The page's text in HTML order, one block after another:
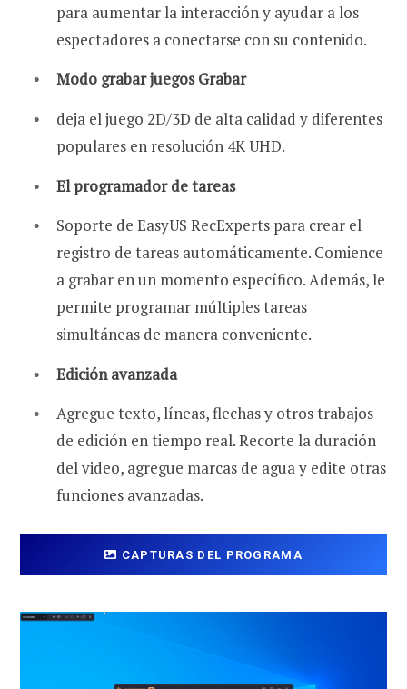
para aumentar la interacción y ayudar a los
espectadores a conectarse con su contenido.
Modo grabar juegos Grabar
deja el juego 2D/3D de alta calidad y diferentes
populares en resolución 4K UHD.
El programador de tareas
Soporte de EasyUS RecExperts para crear el
registro de tareas automáticamente. Comience
a grabar en un momento específico. Además, le
permite programar múltiples tareas
simultáneas de manera conveniente.
Edición avanzada
Agregue texto, líneas, flechas y otros trabajos
de edición en tiempo real. Recorte la duración
del video, agregue marcas de agua y edite otras
funciones avanzadas.
CAPTURAS DEL PROGRAMA